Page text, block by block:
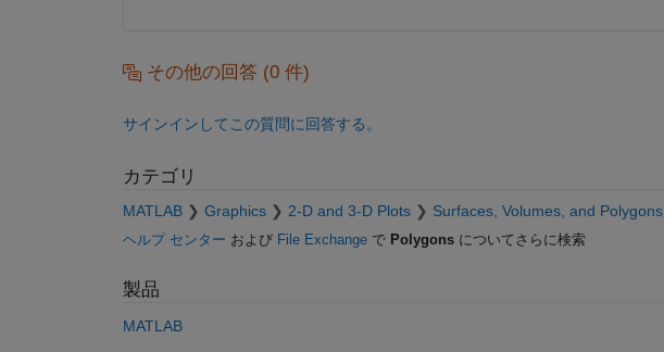
その他の回答 (0 件)
サインインしてこの質問に回答する。
カテゴリ
MATLAB Graphics 2-D and 3-D Plots Surfaces, Volumes, and Polygons
ヘルプ センター および File Exchangeで Polygonsについてさらに検索
製品
MATLAB